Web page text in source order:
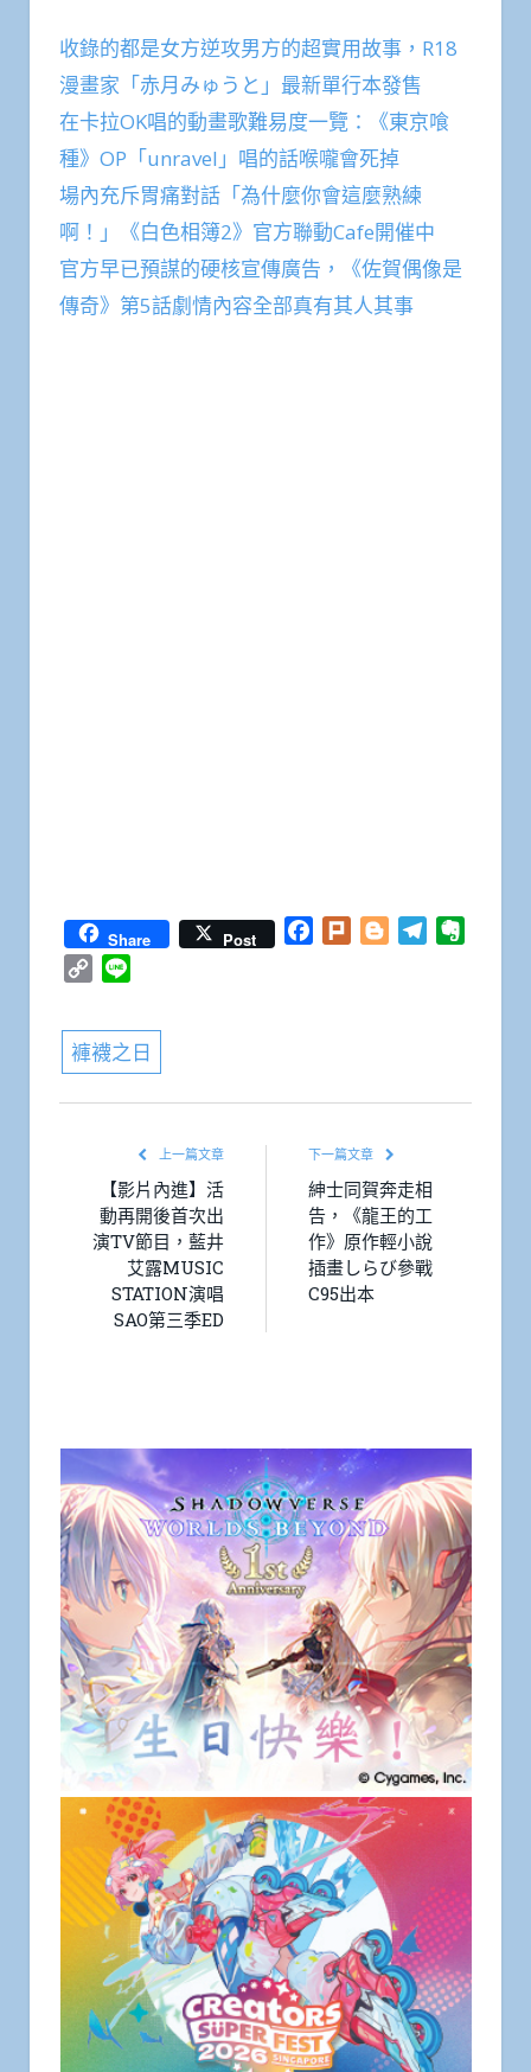
收錄的都是女方逆攻男方的超實用故事，R18
漫畫家「赤月みゅうと」最新單行本發售
在卡拉OK唱的動畫歌難易度一覽：《東京喰
種》OP「unravel」唱的話喉嚨會死掉
場內充斥胃痛對話「為什麼你會這麼熟練
啊！」《白色相簿2》官方聯動Cafe開催中
官方早已預謀的硬核宣傳廣告，《佐賀偶像是
傳奇》第5話劇情內容全部真有其人其事
Share Post Facebook
Plurk BloggerTelegram
Copy
褲襪之日
上一篇文章
【影片內進】活
動再開後首次出
演TV節目，藍井
艾露MUSIC
STATION演唱
SAO第三季ED
下一篇文章
紳士同賀奔走相
告，《龍王的工
作》原作輕小說
插畫しらび參戰
C95出本